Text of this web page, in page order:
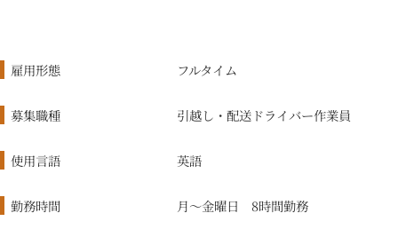
雇用形態 フルタイム
募集職種 引越し・配送ドライバー作業員
使用言語 英語
勤務時間 月〜金曜日 8時間勤務